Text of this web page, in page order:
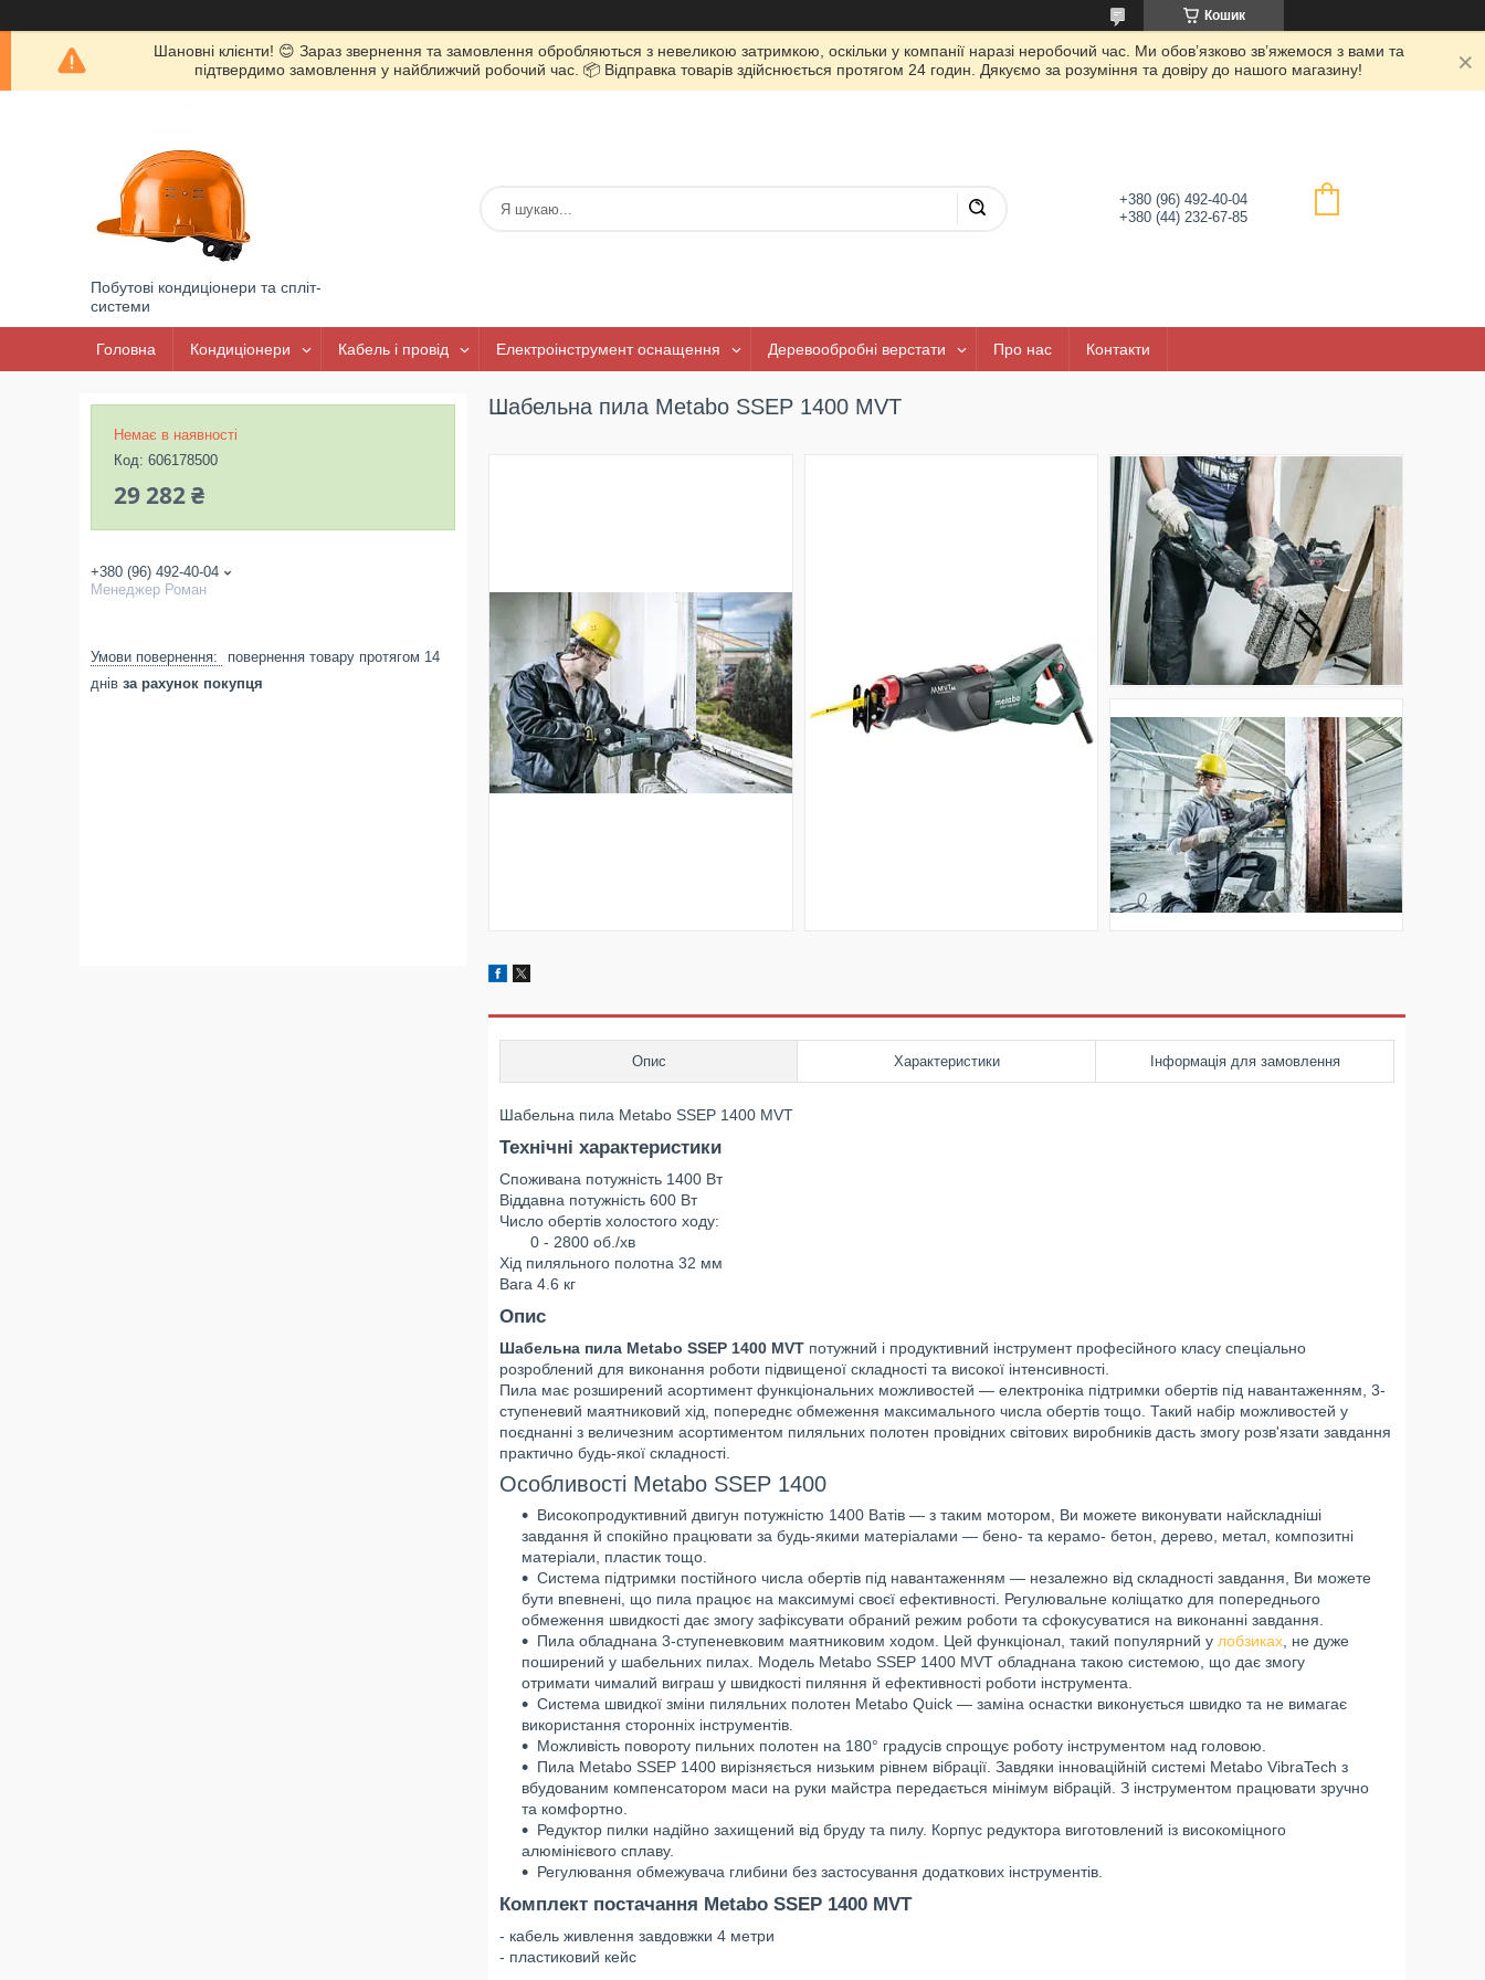
Кошик
Шановні клієнти! 😊 Зараз звернення та замовлення обробляються з невеликою затримкою, оскільки у компанії наразі неробочий час. Ми обов’язково зв’яжемося з вами та
підтвердимо замовлення у найближчий робочий час. 📦 Відправка товарів здійснюється протягом 24 годин. Дякуємо за розуміння та довіру до нашого магазину!
Побутові кондиціонери та спліт-
системи
+380 (96) 492-40-04
+380 (44) 232-67-85
Головна Кондиціонери Кабель і провід Електроінструмент оснащення Деревообробні верстати Про нас Контакти
Шабельна пила Metabo SSEP 1400 MVT
Опис Характеристики Інформація для замовлення
Шабельна пила Metabo SSEP 1400 MVT
Технічні характеристики
Споживана потужність 1400 Вт
Віддавна потужність 600 Вт
Число обертів холостого ходу:
0 - 2800 об./хв
Хід пиляльного полотна 32 мм
Вага 4.6 кг
Опис
Шабельна пила Metabo SSEP 1400 MVT потужний і продуктивний інструмент професійного класу спеціально
розроблений для виконання роботи підвищеної складності та високої інтенсивності.
Пила має розширений асортимент функціональних можливостей — електроніка підтримки обертів під навантаженням, 3-
ступеневий маятниковий хід, попереднє обмеження максимального числа обертів тощо. Такий набір можливостей у
поєднанні з величезним асортиментом пиляльних полотен провідних світових виробників дасть змогу розв'язати завдання
практично будь-якої складності.
Особливості Metabo SSEP 1400
Високопродуктивний двигун потужністю 1400 Ватів — з таким мотором, Ви можете виконувати найскладніші
завдання й спокійно працювати за будь-якими матеріалами — бено- та керамо- бетон, дерево, метал, композитні
матеріали, пластик тощо.
Система підтримки постійного числа обертів під навантаженням — незалежно від складності завдання, Ви можете
бути впевнені, що пила працює на максимумі своєї ефективності. Регулювальне коліщатко для попереднього
обмеження швидкості дає змогу зафіксувати обраний режим роботи та сфокусуватися на виконанні завдання.
Пила обладнана 3-ступеневковим маятниковим ходом. Цей функціонал, такий популярний у лобзиках , не дуже
поширений у шабельних пилах. Модель Metabo SSEP 1400 MVT обладнана такою системою, що дає змогу
отримати чималий виграш у швидкості пиляння й ефективності роботи інструмента.
Система швидкої зміни пиляльних полотен Metabo Quick — заміна оснастки виконується швидко та не вимагає
використання сторонніх інструментів.
Можливість повороту пильних полотен на 180° градусів спрощує роботу інструментом над головою.
Пила Metabo SSEP 1400 вирізняється низьким рівнем вібрації. Завдяки інноваційній системі Metabo VibraTech з
вбудованим компенсатором маси на руки майстра передається мінімум вібрацій. З інструментом працювати зручно
та комфортно.
Редуктор пилки надійно захищений від бруду та пилу. Корпус редуктора виготовлений із високоміцного
алюмінієвого сплаву.
Регулювання обмежувача глибини без застосування додаткових інструментів.
Комплект постачання Metabo SSEP 1400 MVT
- кабель живлення завдовжки 4 метри
- пластиковий кейс
Немає в наявності
Код: 606178500
29 282 ₴
+380 (96) 492-40-04
Менеджер Роман
повернення товару протягом 14
днів за рахунок покупця